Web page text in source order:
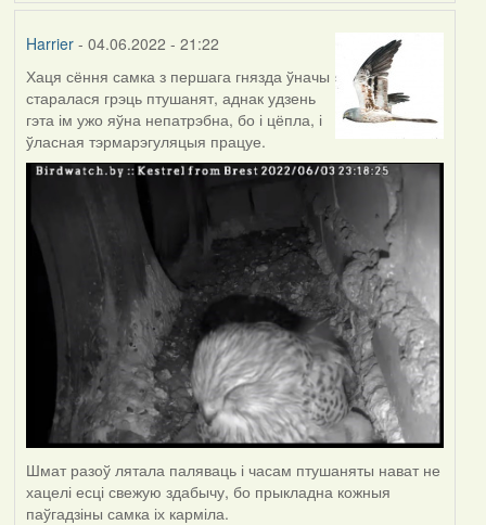
Harrier- 04.06.2022 - 21:22
Хаця сёння самка з першага гнязда ўначы
старалася грэць птушанят, аднак удзень
гэта ім ужо яўна непатрэбна, бо і цёпла, і
ўласная тэрмарэгуляцыя працуе.
Шмат разоў лятала паляваць і часам птушаняты нават не
хацелі есці свежую здабычу, бо прыкладна кожныя
паўгадзіны самка іх карміла.